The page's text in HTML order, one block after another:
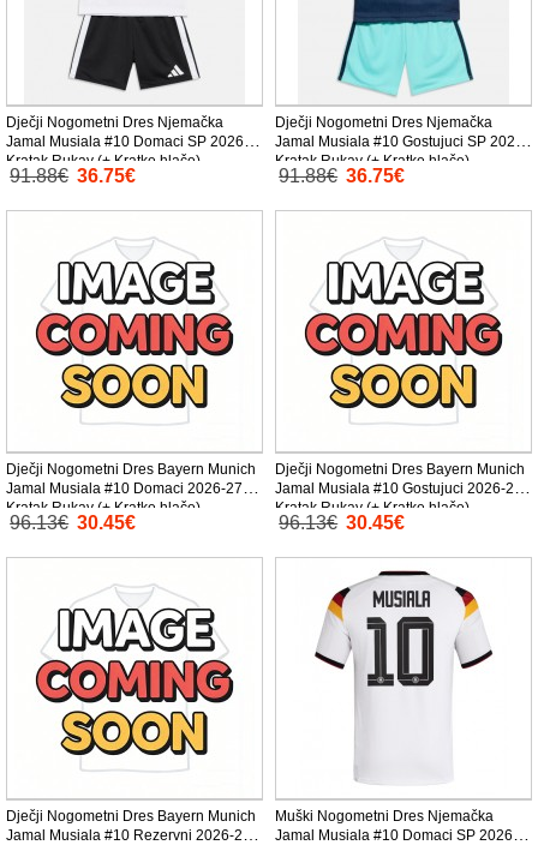
Dječji Nogometni Dres Njemačka
Jamal Musiala #10 Domaci SP 2026
Kratak Rukav (+ Kratke hlače)
91.88€ 36.75€
Dječji Nogometni Dres Njemačka
Jamal Musiala #10 Gostujuci SP 2026
Kratak Rukav (+ Kratke hlače)
91.88€ 36.75€
Dječji Nogometni Dres Bayern Munich
Jamal Musiala #10 Domaci 2026-27
Kratak Rukav (+ Kratke hlače)
96.13€ 30.45€
Dječji Nogometni Dres Bayern Munich
Jamal Musiala #10 Gostujuci 2026-27
Kratak Rukav (+ Kratke hlače)
96.13€ 30.45€
Dječji Nogometni Dres Bayern Munich
Jamal Musiala #10 Rezervni 2026-27
Muški Nogometni Dres Njemačka
Jamal Musiala #10 Domaci SP 2026